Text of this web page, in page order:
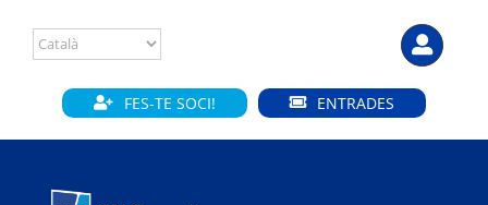
content
FES-TE SOCI! ENTRADES